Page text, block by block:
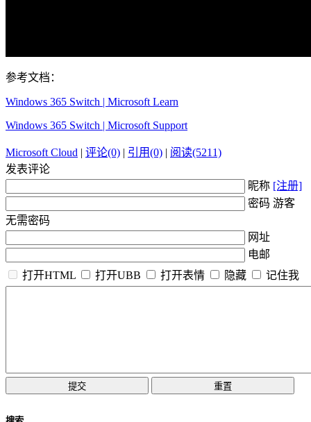
参考文档：
Windows 365 Switch | Microsoft Learn
Windows 365 Switch | Microsoft Support
Microsoft Cloud | 评论(0) | 引用(0) | 阅读(5211)
发表评论
昵称 [注册]
密码 游客
无需密码
网址
电邮
打开HTML
打开UBB 打开表情 隐藏 记住我